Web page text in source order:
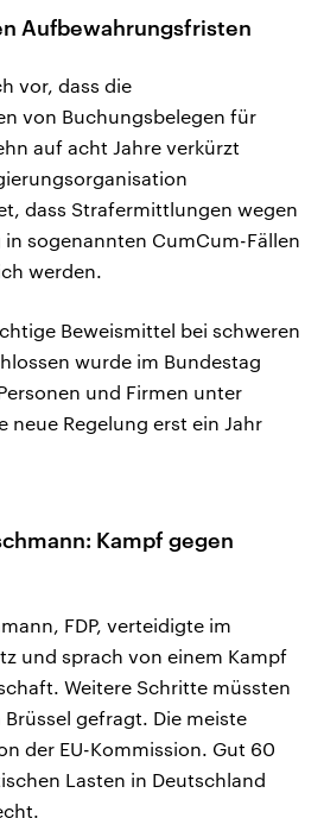
Aufbewahrungsfristen
vor, dass die
von Buchungsbelegen für
auf acht Jahre verkürzt
dass Strafermittlungen wegen
sogenannten CumCum-Fällen
werden.
Beweismittel bei schweren
wurde im Bundestag
und Firmen unter
neue Regelung erst ein Jahr
Kampf gegen
FDP, verteidigte im
und sprach von einem Kampf
Weitere Schritte müssten
gefragt. Die meiste
der EU-Kommission. Gut 60
Lasten in Deutschland